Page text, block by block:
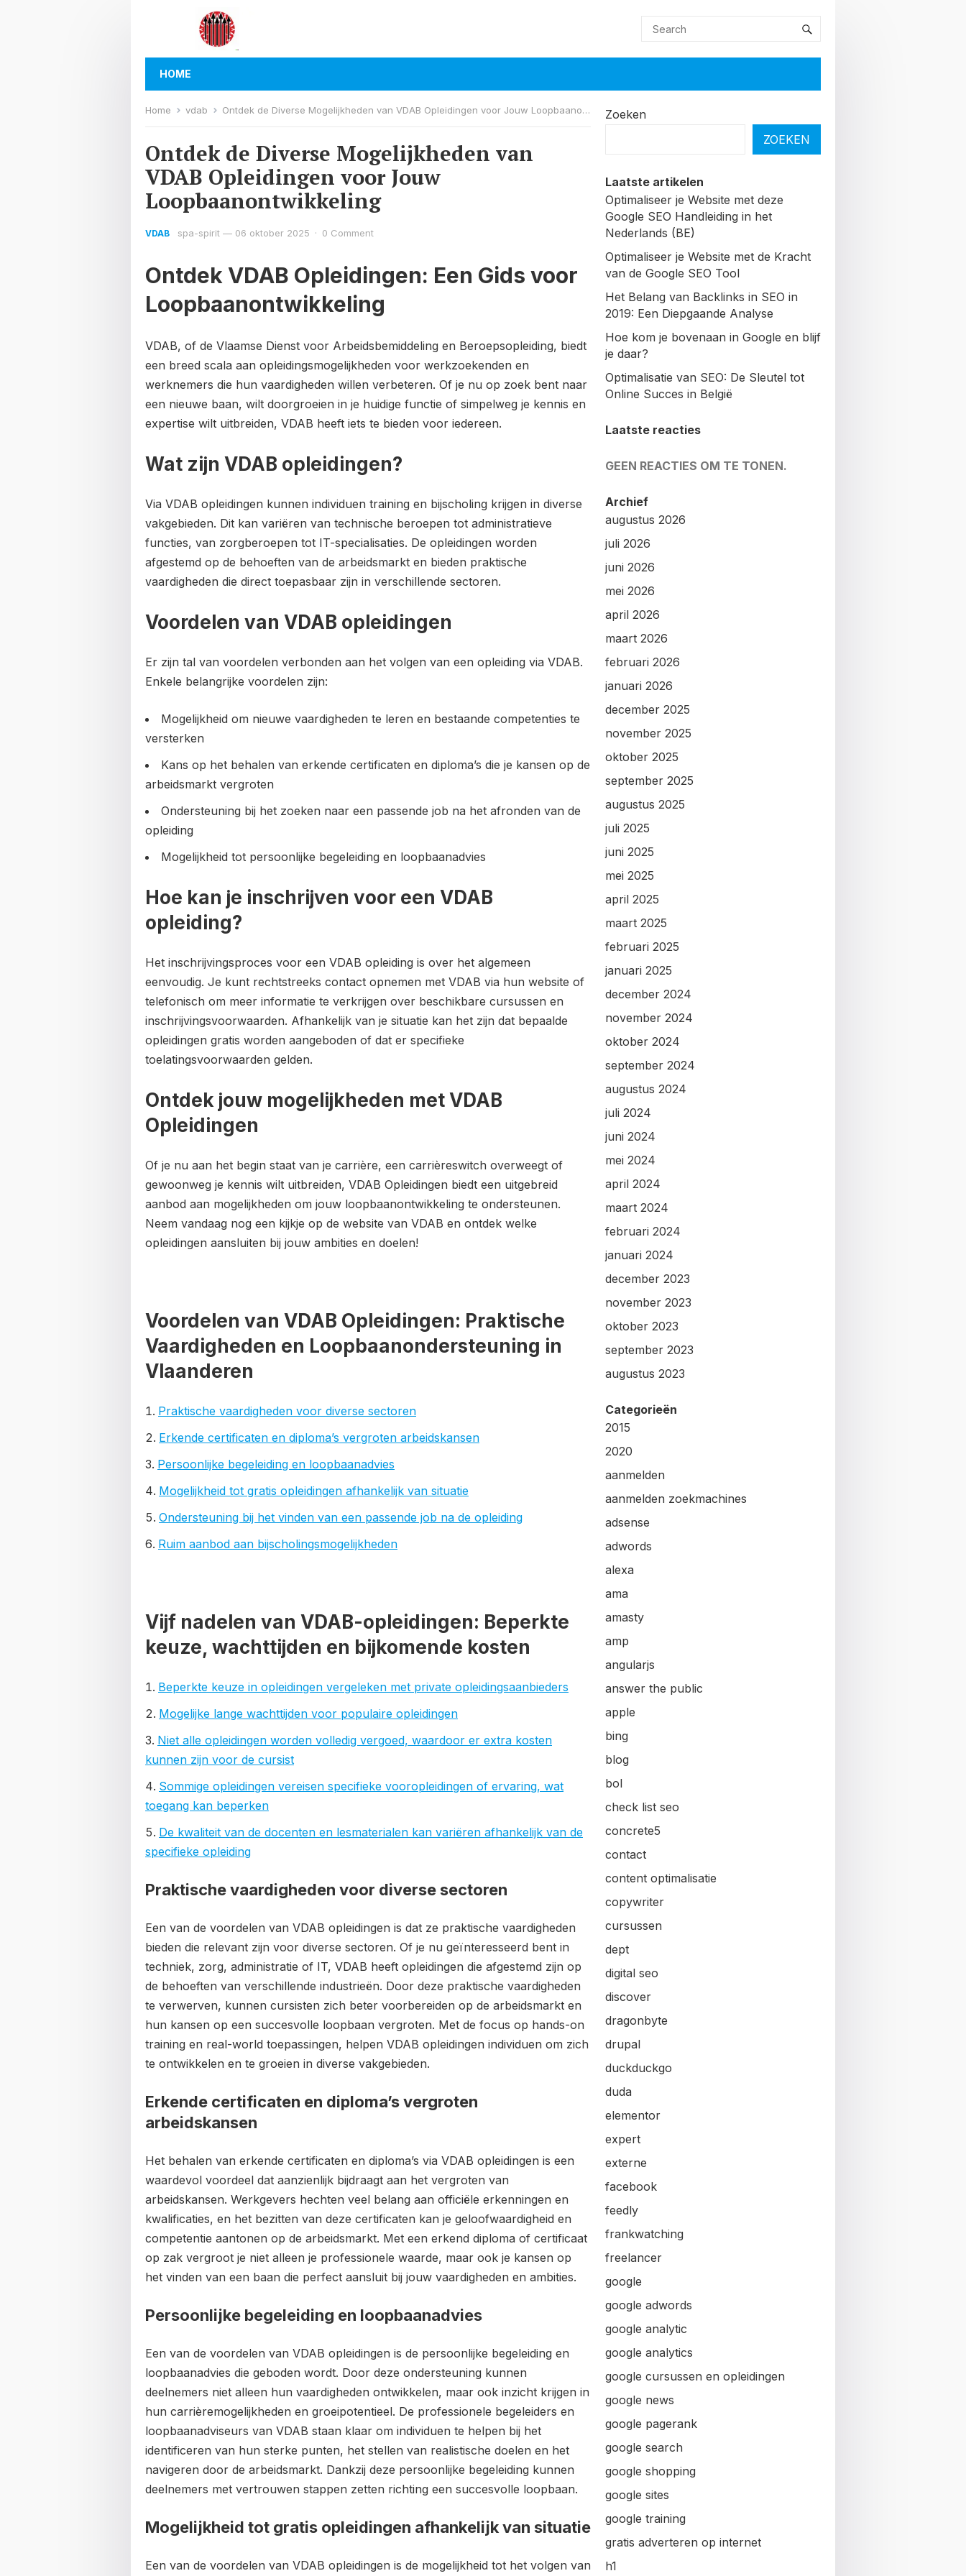
HOME
Home vdab Ontdek de Diverse Mogelijkheden van VDAB Opleidingen voor Jouw Loopbaanontwikkeling
Ontdek de Diverse Mogelijkheden van
VDAB Opleidingen voor Jouw
Loopbaanontwikkeling
VDAB spa-spirit — 06 oktober 2025 · 0 Comment
Ontdek VDAB Opleidingen: Een Gids voor
Loopbaanontwikkeling
VDAB, of de Vlaamse Dienst voor Arbeidsbemiddeling en Beroepsopleiding, biedt
een breed scala aan opleidingsmogelijkheden voor werkzoekenden en
werknemers die hun vaardigheden willen verbeteren. Of je nu op zoek bent naar
een nieuwe baan, wilt doorgroeien in je huidige functie of simpelweg je kennis en
expertise wilt uitbreiden, VDAB heeft iets te bieden voor iedereen.
Wat zijn VDAB opleidingen?
Via VDAB opleidingen kunnen individuen training en bijscholing krijgen in diverse
vakgebieden. Dit kan variëren van technische beroepen tot administratieve
functies, van zorgberoepen tot IT-specialisaties. De opleidingen worden
afgestemd op de behoeften van de arbeidsmarkt en bieden praktische
vaardigheden die direct toepasbaar zijn in verschillende sectoren.
Voordelen van VDAB opleidingen
Er zijn tal van voordelen verbonden aan het volgen van een opleiding via VDAB.
Enkele belangrijke voordelen zijn:
Mogelijkheid om nieuwe vaardigheden te leren en bestaande competenties te
versterken
Kans op het behalen van erkende certificaten en diploma’s die je kansen op de
arbeidsmarkt vergroten
Ondersteuning bij het zoeken naar een passende job na het afronden van de
opleiding
Mogelijkheid tot persoonlijke begeleiding en loopbaanadvies
Hoe kan je inschrijven voor een VDAB
opleiding?
Het inschrijvingsproces voor een VDAB opleiding is over het algemeen
eenvoudig. Je kunt rechtstreeks contact opnemen met VDAB via hun website of
telefonisch om meer informatie te verkrijgen over beschikbare cursussen en
inschrijvingsvoorwaarden. Afhankelijk van je situatie kan het zijn dat bepaalde
opleidingen gratis worden aangeboden of dat er specifieke
toelatingsvoorwaarden gelden.
Ontdek jouw mogelijkheden met VDAB
Opleidingen
Of je nu aan het begin staat van je carrière, een carrièreswitch overweegt of
gewoonweg je kennis wilt uitbreiden, VDAB Opleidingen biedt een uitgebreid
aanbod aan mogelijkheden om jouw loopbaanontwikkeling te ondersteunen.
Neem vandaag nog een kijkje op de website van VDAB en ontdek welke
opleidingen aansluiten bij jouw ambities en doelen!
Voordelen van VDAB Opleidingen: Praktische
Vaardigheden en Loopbaanondersteuning in
Vlaanderen
Praktische vaardigheden voor diverse sectoren
Erkende certificaten en diploma’s vergroten arbeidskansen
Persoonlijke begeleiding en loopbaanadvies
Mogelijkheid tot gratis opleidingen afhankelijk van situatie
Ondersteuning bij het vinden van een passende job na de opleiding
Ruim aanbod aan bijscholingsmogelijkheden
Vijf nadelen van VDAB-opleidingen: Beperkte
keuze, wachttijden en bijkomende kosten
Beperkte keuze in opleidingen vergeleken met private opleidingsaanbieders
Mogelijke lange wachttijden voor populaire opleidingen
Niet alle opleidingen worden volledig vergoed, waardoor er extra kosten
kunnen zijn voor de cursist
Sommige opleidingen vereisen specifieke vooropleidingen of ervaring, wat
toegang kan beperken
De kwaliteit van de docenten en lesmaterialen kan variëren afhankelijk van de
specifieke opleiding
Praktische vaardigheden voor diverse sectoren
Een van de voordelen van VDAB opleidingen is dat ze praktische vaardigheden
bieden die relevant zijn voor diverse sectoren. Of je nu geïnteresseerd bent in
techniek, zorg, administratie of IT, VDAB heeft opleidingen die afgestemd zijn op
de behoeften van verschillende industrieën. Door deze praktische vaardigheden
te verwerven, kunnen cursisten zich beter voorbereiden op de arbeidsmarkt en
hun kansen op een succesvolle loopbaan vergroten. Met de focus op hands-on
training en real-world toepassingen, helpen VDAB opleidingen individuen om zich
te ontwikkelen en te groeien in diverse vakgebieden.
Erkende certificaten en diploma’s vergroten
arbeidskansen
Het behalen van erkende certificaten en diploma’s via VDAB opleidingen is een
waardevol voordeel dat aanzienlijk bijdraagt aan het vergroten van
arbeidskansen. Werkgevers hechten veel belang aan officiële erkenningen en
kwalificaties, en het bezitten van deze certificaten kan je geloofwaardigheid en
competentie aantonen op de arbeidsmarkt. Met een erkend diploma of certificaat
op zak vergroot je niet alleen je professionele waarde, maar ook je kansen op
het vinden van een baan die perfect aansluit bij jouw vaardigheden en ambities.
Persoonlijke begeleiding en loopbaanadvies
Een van de voordelen van VDAB opleidingen is de persoonlijke begeleiding en
loopbaanadvies die geboden wordt. Door deze ondersteuning kunnen
deelnemers niet alleen hun vaardigheden ontwikkelen, maar ook inzicht krijgen in
hun carrièremogelijkheden en groeipotentieel. De professionele begeleiders en
loopbaanadviseurs van VDAB staan klaar om individuen te helpen bij het
identificeren van hun sterke punten, het stellen van realistische doelen en het
navigeren door de arbeidsmarkt. Dankzij deze persoonlijke begeleiding kunnen
deelnemers met vertrouwen stappen zetten richting een succesvolle loopbaan.
Mogelijkheid tot gratis opleidingen afhankelijk van situatie
Een van de voordelen van VDAB opleidingen is de mogelijkheid tot het volgen van
Zoeken
ZOEKEN
Laatste artikelen
Optimaliseer je Website met deze
Google SEO Handleiding in het
Nederlands (BE)
Optimaliseer je Website met de Kracht
van de Google SEO Tool
Het Belang van Backlinks in SEO in
2019: Een Diepgaande Analyse
Hoe kom je bovenaan in Google en blijf
je daar?
Optimalisatie van SEO: De Sleutel tot
Online Succes in België
Laatste reacties
GEEN REACTIES OM TE TONEN.
Archief
augustus 2026
juli 2026
juni 2026
mei 2026
april 2026
maart 2026
februari 2026
januari 2026
december 2025
november 2025
oktober 2025
september 2025
augustus 2025
juli 2025
juni 2025
mei 2025
april 2025
maart 2025
februari 2025
januari 2025
december 2024
november 2024
oktober 2024
september 2024
augustus 2024
juli 2024
juni 2024
mei 2024
april 2024
maart 2024
februari 2024
januari 2024
december 2023
november 2023
oktober 2023
september 2023
augustus 2023
Categorieën
2015
2020
aanmelden
aanmelden zoekmachines
adsense
adwords
alexa
ama
amasty
amp
angularjs
answer the public
apple
bing
blog
bol
check list seo
concrete5
contact
content optimalisatie
copywriter
cursussen
dept
digital seo
discover
dragonbyte
drupal
duckduckgo
duda
elementor
expert
externe
facebook
feedly
frankwatching
freelancer
google
google adwords
google analytic
google analytics
google cursussen en opleidingen
google news
google pagerank
google search
google shopping
google sites
google training
gratis adverteren op internet
h1